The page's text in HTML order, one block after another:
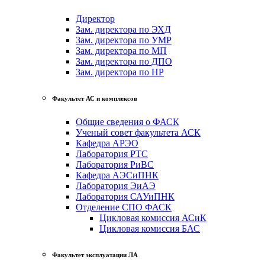
Директор
Зам. директора по ЭХД
Зам. директора по УМР
Зам. директора по МП
Зам. директора по ДПО
Зам. директора по НР
Факультет АС и комплексов
Общие сведения о ФАСК
Ученый совет факультета АСК
Кафедра АРЭО
Лаборатория РТС
Лаборатория РиВС
Кафедра АЭСиПНК
Лаборатория ЭиАЭ
Лаборатория САУиПНК
Отделение СПО ФАСК
Цикловая комиссия АСиК
Цикловая комиссия БАС
Факультет эксплуатации ЛА